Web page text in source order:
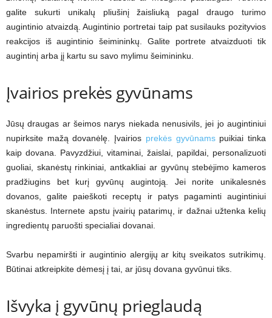
galite sukurti unikalų pliušinį žaisliuką pagal draugo turimo
augintinio atvaizdą. Augintinio portretai taip pat susilauks pozityvios
reakcijos iš augintinio šeimininkų. Galite portrete atvaizduoti tik
augintinį arba jį kartu su savo mylimu šeimininku.
Įvairios prekės gyvūnams
Jūsų draugas ar šeimos narys niekada nenusivils, jei jo augintiniui
nupirksite mažą dovanėlę. Įvairios prekės gyvūnamspuikiai tinka
kaip dovana. Pavyzdžiui, vitaminai, žaislai, papildai, personalizuoti
guoliai, skanėstų rinkiniai, antkakliai ar gyvūnų stebėjimo kameros
pradžiugins bet kurį gyvūnų augintoją. Jei norite unikalesnės
dovanos, galite paieškoti receptų ir patys pagaminti augintiniui
skanėstus. Internete apstu įvairių patarimų, ir dažnai užtenka kelių
ingredientų paruošti specialiai dovanai.
Svarbu nepamiršti ir augintinio alergijų ar kitų sveikatos sutrikimų.
Būtinai atkreipkite dėmesį į tai, ar jūsų dovana gyvūnui tiks.
Išvyka į gyvūnų prieglaudą